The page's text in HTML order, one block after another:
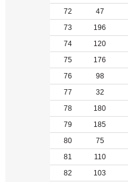
72
47
73
196
74
120
75
176
76
98
77
32
78
180
79
185
80
75
81
110
82
103